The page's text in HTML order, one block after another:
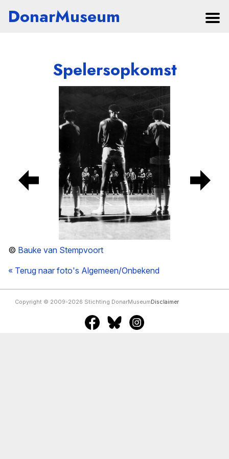
DonarMuseum
Spelersopkomst
© Bauke van Stempvoort
« Terug naar foto's Algemeen/Onbekend
Copyright © 2009-2026 Stichting DonarMuseum Disclaimer